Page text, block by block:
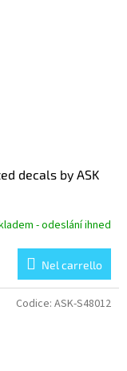
decals by ASK
- odeslání ihned
Nel carrello
Codice: ASK-S48012